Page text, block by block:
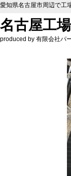
愛知県名古屋市周辺で工
名古屋工
produced by 有限会社パ